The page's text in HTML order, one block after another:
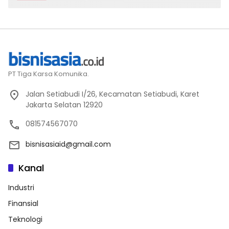
PT Tiga Karsa Komunika.
Jalan Setiabudi I/26, Kecamatan Setiabudi, Karet
Jakarta Selatan 12920
081574567070
bisnisasiaid@gmail.com
Kanal
Industri
Finansial
Teknologi